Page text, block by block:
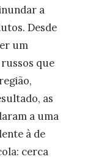
a
Desde
um
que
as
a uma
à de
cerca